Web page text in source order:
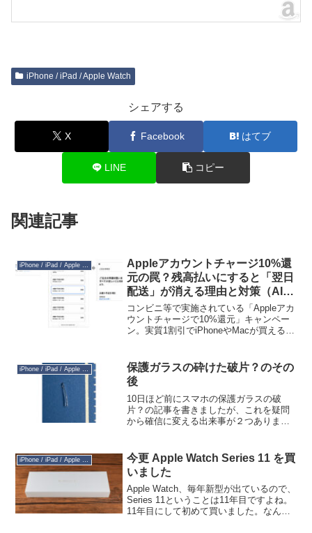
iPhone / iPad / Apple Watch
シェアする
X Facebook はてブ
LINE コピー
関連記事
iPhone / iPad / Apple Watch
Appleアカウントチャージ10%還
元の罠？残高払いにすると「翌日
配送」が消える理由と対策（AI生
成記事）
コンビニ等で実施されている「Appleアカ
ウントチャージで10%還元」キャンペー
ン。実質1割引でiPhoneやMacが買えると
それは、「注文時には『翌日配送』と表
示され...
iPhone / iPad / Apple Watch
保護ガラスの砕けた破片？のその
後
10日ほど前にスマホの保護ガラスの破
片？の記事を書きましたが、これを疑問
から確信に変える出来事が２つありまし
片が２つ出てきたことと、もうひとつ
は、TikTokで娘と同じ...
今更 Apple Watch Series 11 を買
いました
Apple Watch、毎年新型が出ているので、
Series 11ということは11年目ですよね。
11年目にして初めて買いました。なんで